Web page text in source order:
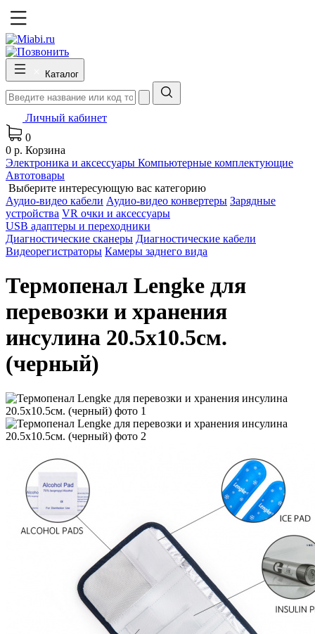
Каталог
Личный кабинет
0
0 р. Корзина
Электроника и аксессуары Компьютерные комплектующие
Автотовары
Выберите интересующую вас категорию
Аудио-видео кабели Аудио-видео конвертеры Зарядные
устройства VR очки и аксессуары
USB адаптеры и переходники
Диагностические сканеры Диагностические кабели
Видеорегистраторы Камеры заднего вида
Термопенал Lengke для
перевозки и хранения
инсулина 20.5x10.5см.
(черный)